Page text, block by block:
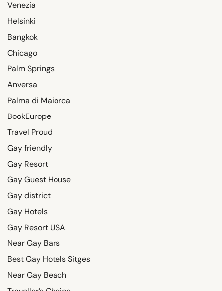
Venezia
Helsinki
Bangkok
Chicago
Palm Springs
Anversa
Palma di Maiorca
BookEurope
Travel Proud
Gay friendly
Gay Resort
Gay Guest House
Gay district
Gay Hotels
Gay Resort USA
Near Gay Bars
Best Gay Hotels Sitges
Near Gay Beach